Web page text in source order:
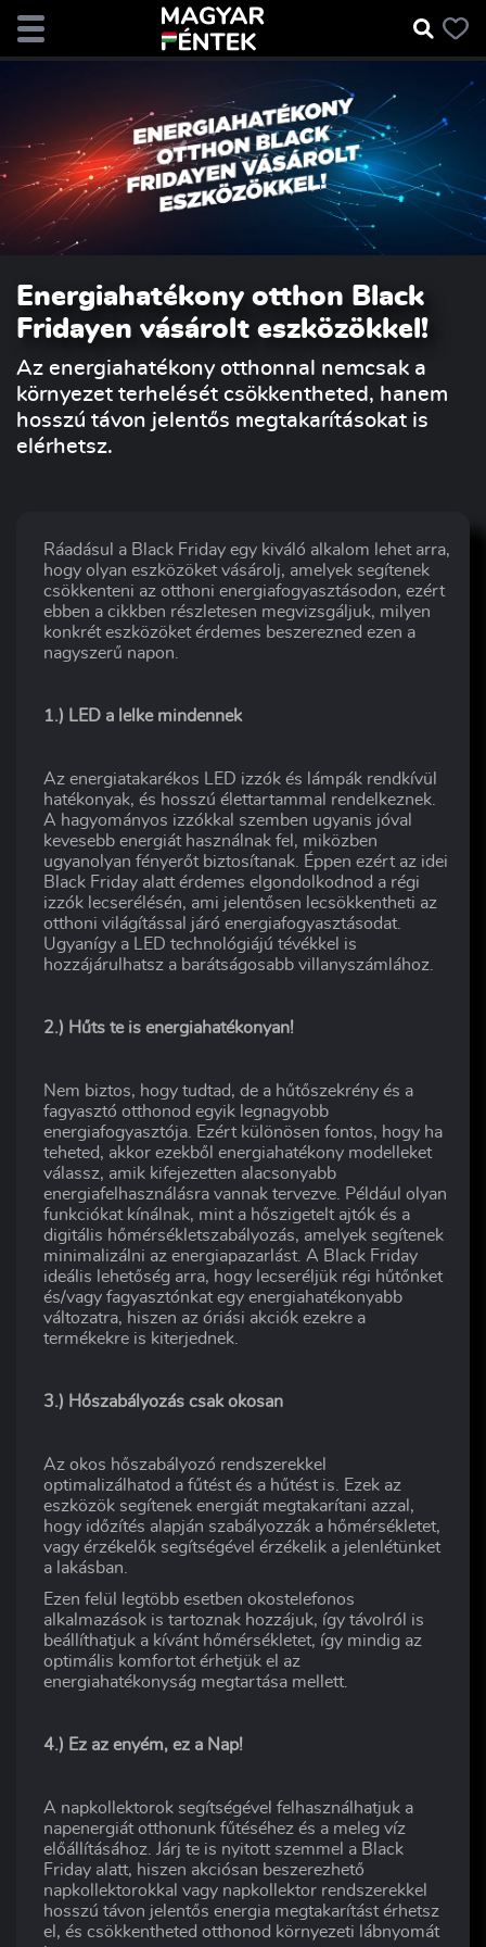
Energiahatékony otthon Black
Fridayen vásárolt eszközökkel!
Az energiahatékony otthonnal nemcsak a
környezet terhelését csökkentheted, hanem
hosszú távon jelentős megtakarításokat is
elérhetsz.
Ráadásul a Black Friday egy kiváló alkalom lehet arra,
hogy olyan eszközöket vásárolj, amelyek segítenek
csökkenteni az otthoni energiafogyasztásodon, ezért
ebben a cikkben részletesen megvizsgáljuk, milyen
konkrét eszközöket érdemes beszerezned ezen a
nagyszerű napon.
1.) LED a lelke mindennek
Az energiatakarékos LED izzók és lámpák rendkívül
hatékonyak, és hosszú élettartammal rendelkeznek.
A hagyományos izzókkal szemben ugyanis jóval
kevesebb energiát használnak fel, miközben
ugyanolyan fényerőt biztosítanak. Éppen ezért az idei
Black Friday alatt érdemes elgondolkodnod a régi
izzók lecserélésén, ami jelentősen lecsökkentheti az
otthoni világítással járó energiafogyasztásodat.
Ugyanígy a LED technológiájú tévékkel is
hozzájárulhatsz a barátságosabb villanyszámlához.
2.) Hűts te is energiahatékonyan!
Nem biztos, hogy tudtad, de a hűtőszekrény és a
fagyasztó otthonod egyik legnagyobb
energiafogyasztója. Ezért különösen fontos, hogy ha
teheted, akkor ezekből energiahatékony modelleket
válassz, amik kifejezetten alacsonyabb
energiafelhasználásra vannak tervezve. Például olyan
funkciókat kínálnak, mint a hőszigetelt ajtók és a
digitális hőmérsékletszabályozás, amelyek segítenek
minimalizálni az energiapazarlást. A Black Friday
ideális lehetőség arra, hogy lecseréljük régi hűtőnket
és/vagy fagyasztónkat egy energiahatékonyabb
változatra, hiszen az óriási akciók ezekre a
termékekre is kiterjednek.
3.) Hőszabályozás csak okosan
Az okos hőszabályozó rendszerekkel
optimalizálhatod a fűtést és a hűtést is. Ezek az
eszközök segítenek energiát megtakarítani azzal,
hogy időzítés alapján szabályozzák a hőmérsékletet,
vagy érzékelők segítségével érzékelik a jelenlétünket
a lakásban.
Ezen felül legtöbb esetben okostelefonos
alkalmazások is tartoznak hozzájuk, így távolról is
beállíthatjuk a kívánt hőmérsékletet, így mindig az
optimális komfortot érhetjük el az
energiahatékonyság megtartása mellett.
4.) Ez az enyém, ez a Nap!
A napkollektorok segítségével felhasználhatjuk a
napenergiát otthonunk fűtéséhez és a meleg víz
előállításához. Járj te is nyitott szemmel a Black
Friday alatt, hiszen akciósan beszerezhető
napkollektorokkal vagy napkollektor rendszerekkel
hosszú távon jelentős energia megtakarítást érhetsz
el, és csökkentheted otthonod környezeti lábnyomát